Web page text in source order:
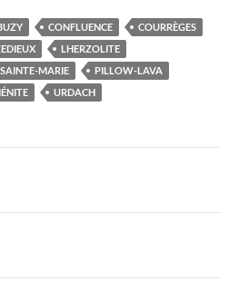
CONFLUENCE
COURRÈGES
LHERZOLITE
MARIE
PILLOW-LAVA
URDACH